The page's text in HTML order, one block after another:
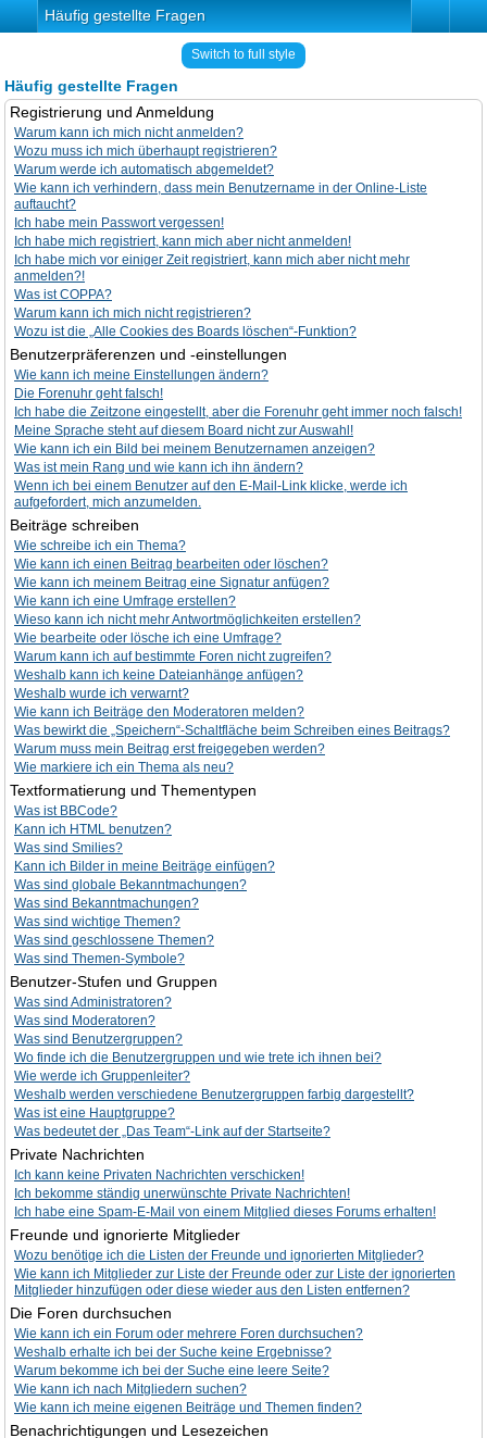
Häufig gestellte Fragen
Switch to full style
Häufig gestellte Fragen
Registrierung und Anmeldung
Warum kann ich mich nicht anmelden?
Wozu muss ich mich überhaupt registrieren?
Warum werde ich automatisch abgemeldet?
Wie kann ich verhindern, dass mein Benutzername in der Online-Liste
auftaucht?
Ich habe mein Passwort vergessen!
Ich habe mich registriert, kann mich aber nicht anmelden!
Ich habe mich vor einiger Zeit registriert, kann mich aber nicht mehr
anmelden?!
Was ist COPPA?
Warum kann ich mich nicht registrieren?
Wozu ist die „Alle Cookies des Boards löschen“-Funktion?
Benutzerpräferenzen und -einstellungen
Wie kann ich meine Einstellungen ändern?
Die Forenuhr geht falsch!
Ich habe die Zeitzone eingestellt, aber die Forenuhr geht immer noch falsch!
Meine Sprache steht auf diesem Board nicht zur Auswahl!
Wie kann ich ein Bild bei meinem Benutzernamen anzeigen?
Was ist mein Rang und wie kann ich ihn ändern?
Wenn ich bei einem Benutzer auf den E-Mail-Link klicke, werde ich
aufgefordert, mich anzumelden.
Beiträge schreiben
Wie schreibe ich ein Thema?
Wie kann ich einen Beitrag bearbeiten oder löschen?
Wie kann ich meinem Beitrag eine Signatur anfügen?
Wie kann ich eine Umfrage erstellen?
Wieso kann ich nicht mehr Antwortmöglichkeiten erstellen?
Wie bearbeite oder lösche ich eine Umfrage?
Warum kann ich auf bestimmte Foren nicht zugreifen?
Weshalb kann ich keine Dateianhänge anfügen?
Weshalb wurde ich verwarnt?
Wie kann ich Beiträge den Moderatoren melden?
Was bewirkt die „Speichern“-Schaltfläche beim Schreiben eines Beitrags?
Warum muss mein Beitrag erst freigegeben werden?
Wie markiere ich ein Thema als neu?
Textformatierung und Thementypen
Was ist BBCode?
Kann ich HTML benutzen?
Was sind Smilies?
Kann ich Bilder in meine Beiträge einfügen?
Was sind globale Bekanntmachungen?
Was sind Bekanntmachungen?
Was sind wichtige Themen?
Was sind geschlossene Themen?
Was sind Themen-Symbole?
Benutzer-Stufen und Gruppen
Was sind Administratoren?
Was sind Moderatoren?
Was sind Benutzergruppen?
Wo finde ich die Benutzergruppen und wie trete ich ihnen bei?
Wie werde ich Gruppenleiter?
Weshalb werden verschiedene Benutzergruppen farbig dargestellt?
Was ist eine Hauptgruppe?
Was bedeutet der „Das Team“-Link auf der Startseite?
Private Nachrichten
Ich kann keine Privaten Nachrichten verschicken!
Ich bekomme ständig unerwünschte Private Nachrichten!
Ich habe eine Spam-E-Mail von einem Mitglied dieses Forums erhalten!
Freunde und ignorierte Mitglieder
Wozu benötige ich die Listen der Freunde und ignorierten Mitglieder?
Wie kann ich Mitglieder zur Liste der Freunde oder zur Liste der ignorierten
Mitglieder hinzufügen oder diese wieder aus den Listen entfernen?
Die Foren durchsuchen
Wie kann ich ein Forum oder mehrere Foren durchsuchen?
Weshalb erhalte ich bei der Suche keine Ergebnisse?
Warum bekomme ich bei der Suche eine leere Seite?
Wie kann ich nach Mitgliedern suchen?
Wie kann ich meine eigenen Beiträge und Themen finden?
Benachrichtigungen und Lesezeichen